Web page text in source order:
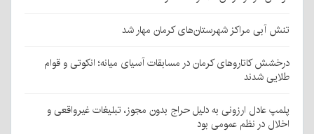
تنش آبی مراکز شهرستان‌های کرمان مهار شد
درخشش کاتاروهای کرمان در مسابقات آسیای میانه؛ انکوتی و قوام
طلایی شدند
پلمپ عادل ارزونی به دليل حراج بدون مجوز، تبليغات غیرواقعی و
اخلال در نظم عمومی بود